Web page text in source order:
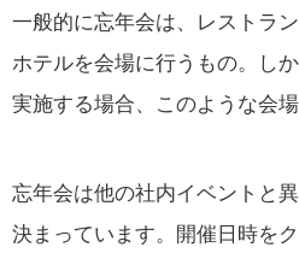
一般的に忘年会は、レストラ
ホテルを会場に行うもの。し
実施する場合、このような会
忘年会は他の社内イベントと
決まっています。開催日時を